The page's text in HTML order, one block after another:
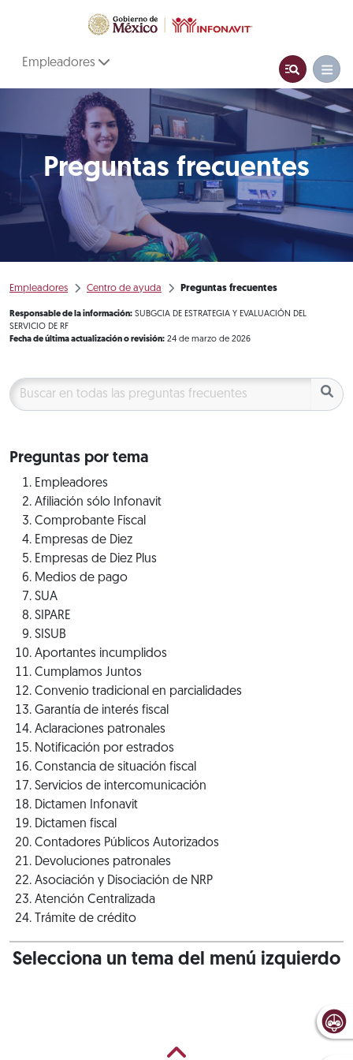
Empleadores
Preguntas frecuentes
Empleadores Centro de ayuda Preguntas frecuentes
Responsable de la información: SUBGCIA DE ESTRATEGIA Y EVALUACIÓN DEL
SERVICIO DE RF
Fecha de última actualización o revisión: 24 de marzo de 2026
Preguntas por tema
Empleadores
Afiliación sólo Infonavit
Comprobante Fiscal
Empresas de Diez
Empresas de Diez Plus
Medios de pago
SUA
SIPARE
SISUB
Aportantes incumplidos
Cumplamos Juntos
Convenio tradicional en parcialidades
Garantía de interés fiscal
Aclaraciones patronales
Notificación por estrados
Constancia de situación fiscal
Servicios de intercomunicación
Dictamen Infonavit
Dictamen fiscal
Contadores Públicos Autorizados
Devoluciones patronales
Asociación y Disociación de NRP
Atención Centralizada
Trámite de crédito
Selecciona un tema del menú izquierdo